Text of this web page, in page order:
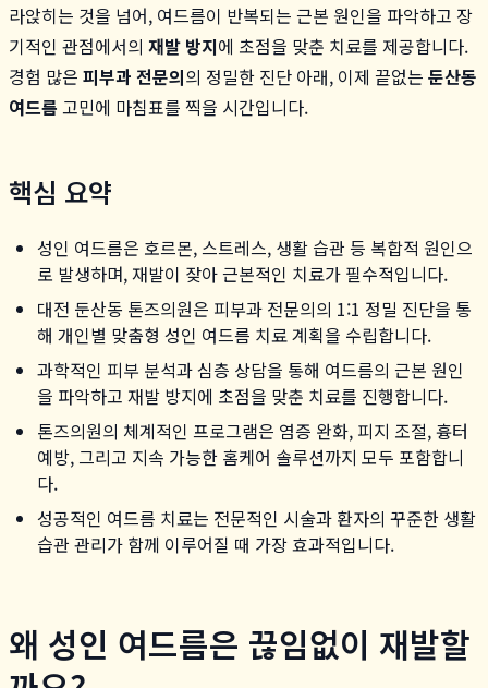
라앉히는 것을 넘어, 여드름이 반복되는 근본 원인을 파악하고 장
기적인 관점에서의 재발 방지에 초점을 맞춘 치료를 제공합니다.
경험 많은 피부과 전문의의 정밀한 진단 아래, 이제 끝없는 둔산동
여드름 고민에 마침표를 찍을 시간입니다.
핵심 요약
성인 여드름은 호르몬, 스트레스, 생활 습관 등 복합적 원인으
로 발생하며, 재발이 잦아 근본적인 치료가 필수적입니다.
대전 둔산동 톤즈의원은 피부과 전문의의 1:1 정밀 진단을 통
해 개인별 맞춤형 성인 여드름 치료 계획을 수립합니다.
과학적인 피부 분석과 심층 상담을 통해 여드름의 근본 원인
을 파악하고 재발 방지에 초점을 맞춘 치료를 진행합니다.
톤즈의원의 체계적인 프로그램은 염증 완화, 피지 조절, 흉터
예방, 그리고 지속 가능한 홈케어 솔루션까지 모두 포함합니
다.
성공적인 여드름 치료는 전문적인 시술과 환자의 꾸준한 생활
습관 관리가 함께 이루어질 때 가장 효과적입니다.
왜 성인 여드름은 끊임없이 재발할